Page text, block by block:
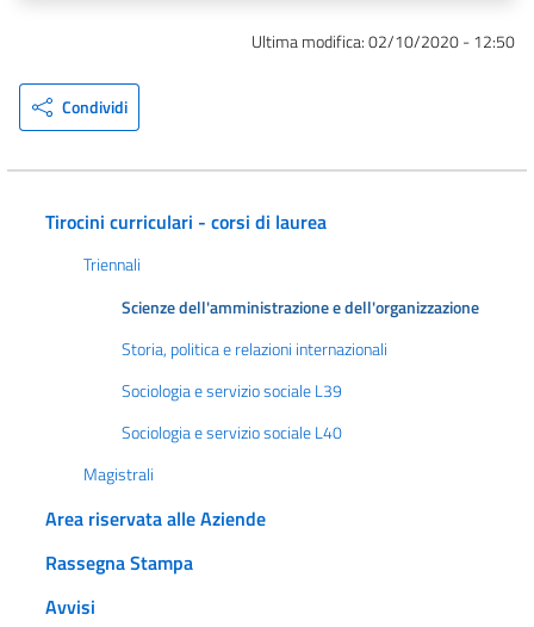
Ultima modifica:02/10/2020 - 12:50
Condividi
Tirocini curriculari - corsi di laurea
Triennali
Scienze dell'amministrazione e dell'organizzazione
Storia, politica e relazioni internazionali
Sociologia e servizio sociale L39
Sociologia e servizio sociale L40
Magistrali
Area riservata alle Aziende
Rassegna Stampa
Avvisi